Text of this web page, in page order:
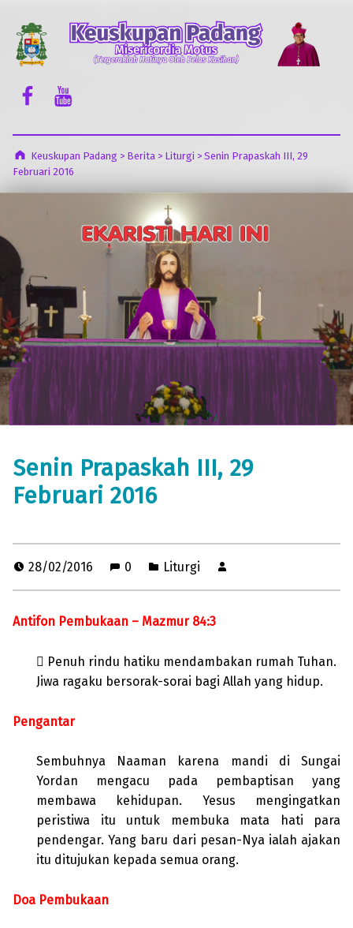
Facebook Komsos
Youtube Komsos
Keuskupan Padang > Berita> Liturgi > Senin Prapaskah III, 29
Februari 2016
Senin Prapaskah III, 29
Februari 2016
28/02/2016 0 Liturgi
Antifon Pembukaan – Mazmur 84:3
 Penuh rindu hatiku mendambakan rumah Tuhan.
Jiwa ragaku bersorak-sorai bagi Allah yang hidup.
Pengantar
Sembuhnya Naaman karena mandi di Sungai
Yordan mengacu pada pembaptisan yang
membawa kehidupan. Yesus mengingatkan
peristiwa itu untuk membuka mata hati para
pendengar. Yang baru dari pesan-Nya ialah ajakan
itu ditujukan kepada semua orang.
Doa Pembukaan